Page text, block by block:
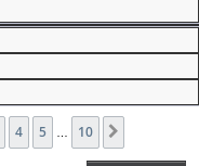
из
4 5 10